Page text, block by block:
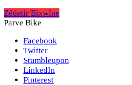
Zêdetir Bixwîne
Parve Bike
Facebook
Twitter
Stumbleupon
LinkedIn
Pinterest